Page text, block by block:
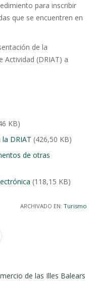
para inscribir
que se encuentren en
de la
Actividad (DRIAT) a
KB)
DRIAT (426,50 KB)
de otras
(118,15 KB)
ARCHIVADO EN: Turismo
de las Illes Balears